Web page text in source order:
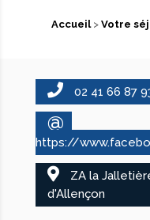
Accueil> Votre
02 41 66 87
@
https://
ZA la
d'Allençon